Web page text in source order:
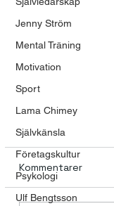
Jenny Ström
Mental Träning
Motivation
Sport
Lama Chimey
Självkänsla
Företagskultur
Psykologi
Ulf Bengtsson
Kommentarer